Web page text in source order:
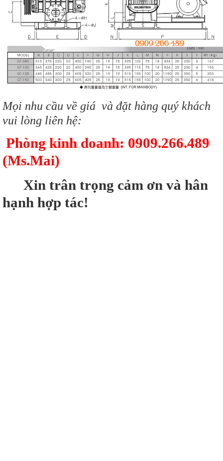
Mọi nhu cầu về giá và đặt hàng quý khách
vui lòng liên hệ:
Phòng kinh doanh: 0909.266.489
(Ms.Mai)
Xin trân trọng cảm ơn và hân
hạnh hợp tác!